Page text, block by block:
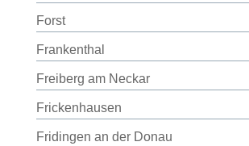
Forst
Frankenthal
Freiberg am Neckar
Frickenhausen
Fridingen an der Donau